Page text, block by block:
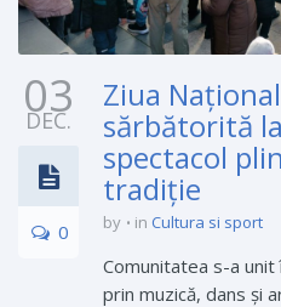
03
DEC.
0
Ziua
sărbătorită
spectacol
tradiţie
by in Cultura si sport
Comunitatea s-a unit
prin muzică, dans și